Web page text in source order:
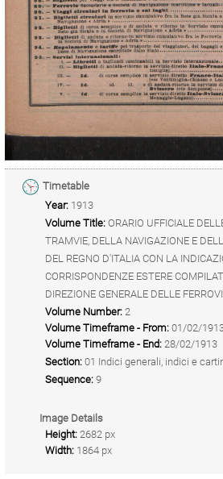
Timetable
Year: 1913
Volume Title: ORARIO UFFICIALE
TRAMVIE, DELLA NAVIGAZIONE E
DEL REGNO D'ITALIA CON LA
CORRISPONDENZE ESTERE
DIREZIONE GENERALE DELLE
Volume Number: 2
Volume Timeframe - From: 01/02/
Volume Timeframe - End: 28/02/1913
Section: 01 Indici generali, indici e
Sequence: 9
Image Details
Height: 2682 px
Width: 1864 px